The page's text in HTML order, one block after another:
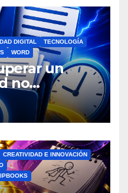
DIGITAL
TECNOLOGÍA
WORD
un
no
de entrar en
CREATIVIDAD E INNOVACIÓN